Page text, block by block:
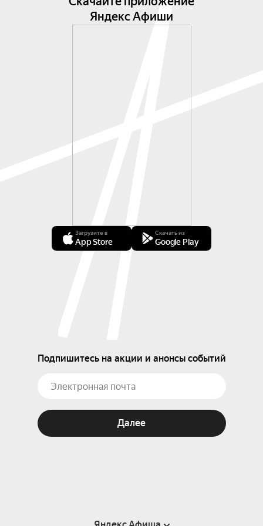
Яндекс Афиши
Загрузите в
App Store
Скачать из
Google Play
Подпишитесь на акции и анонсы событий
Далее